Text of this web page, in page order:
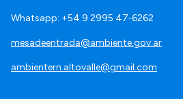
Whatsapp: +54 9 2995 47‑6262
mesadeentrada@ambiente.gov.ar
ambientern.altovalle@gmail.com